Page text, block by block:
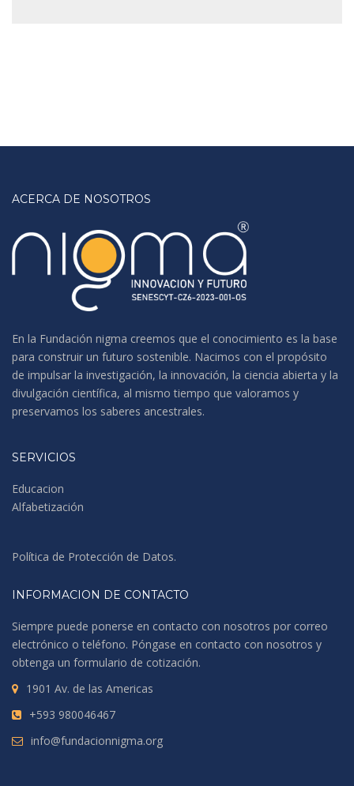
ACERCA DE NOSOTROS
En la Fundación nigma creemos que el conocimiento es la base
para construir un futuro sostenible. Nacimos con el propósito
de impulsar la investigación, la innovación, la ciencia abierta y la
divulgación científica, al mismo tiempo que valoramos y
preservamos los saberes ancestrales.
SERVICIOS
Educacion
Alfabetización
Política de Protección de Datos.
INFORMACION DE CONTACTO
Siempre puede ponerse en contacto con nosotros por correo
electrónico o teléfono. Póngase en contacto con nosotros y
obtenga un formulario de cotización.
1901 Av. de las Americas
+593 980046467
info@fundacionnigma.org